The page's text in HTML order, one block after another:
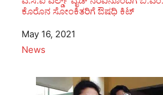
ಕೊರೊನ ಸೋಂಕಿತರಿಗೆ ಔಷಧಿ ಕಿಟ್
Date
May 16, 2021
In relation to
News